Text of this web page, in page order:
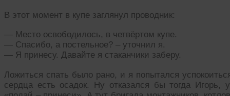
В этот момент в купе заглянул проводник:
— Место освободилось, в четвёртом купе.
— Спасибо, а постельное? – уточнил я.
— Я принесу. Давайте я стаканчики заберу.
Ложиться спать было рано, и я попытался
сердца есть осадок. Ну отказался бы тогда